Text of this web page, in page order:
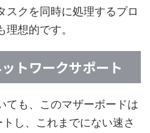
スクを同時に処理するプロ
想的です。
トワークサポート
ても、このマザーボードは
し、これまでにない速さ